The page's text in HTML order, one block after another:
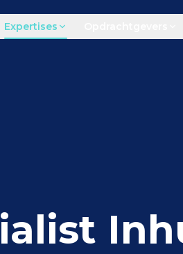
Expertises